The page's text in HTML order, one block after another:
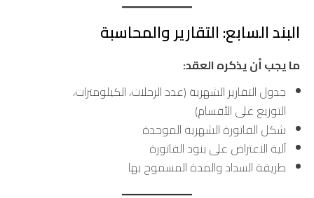
البند السابع: التقارير والمحاسبة
ما يجب أن يذكره العقد:
جدول التقارير الشهرية (عدد الرحلات، الكيلومترات،
التوزيع على الأقسام)
شكل الفاتورة الشهرية الموحدة
آلية الاعتراض على بنود الفاتورة
طريقة السداد والمدة المسموح بها